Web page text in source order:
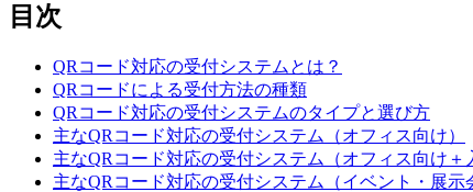
目次
QRコード対応の受付システムとは？
QRコードによる受付方法の種類
QRコード対応の受付システムのタイプと選び方
主なQRコード対応の受付システム（オフィス向け）
主なQRコード対応の受付システム（オフィス向け＋
主なQRコード対応の受付システム（イベント・展示